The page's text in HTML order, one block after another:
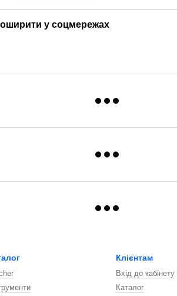
у соцмережах
Клієнтам
Вхід до кабінету
Каталог